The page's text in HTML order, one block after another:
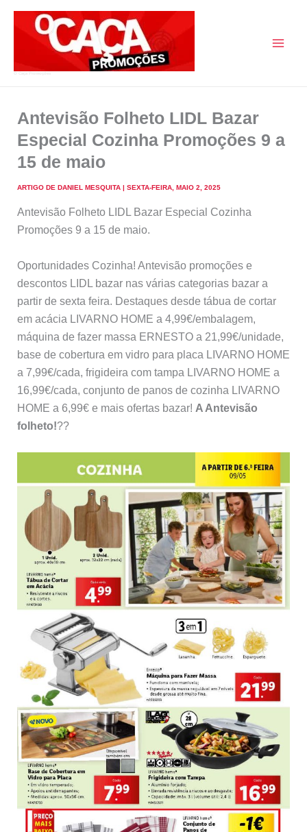
Antevisão Folheto LIDL Bazar
Especial Cozinha Promoções 9 a
15 de maio
ARTIGO DE DANIEL MESQUITA | SEXTA-FEIRA, MAIO 2, 2025
Antevisão Folheto LIDL Bazar Especial Cozinha
Promoções 9 a 15 de maio.
Oportunidades Cozinha! Antevisão promoções e
descontos LIDL bazar nas várias categorias bazar a
partir de sexta feira. Destaques desde tábua de cortar
em acácia LIVARNO HOME a 4,99€/embalagem,
máquina de fazer massa ERNESTO a 21,99€/unidade,
base de cobertura em vidro para placa LIVARNO HOME
a 7,99€/cada, frigideira com tampa LIVARNO HOME a
16,99€/cada, conjunto de panos de cozinha LIVARNO
HOME a 6,99€ e mais ofertas bazar! A Antevisão
folheto!??